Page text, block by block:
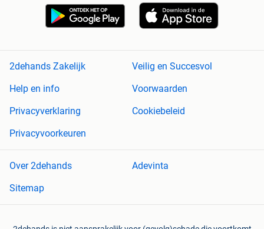
2dehands Zakelijk
Veilig en Succesvol
Help en info
Voorwaarden
Privacyverklaring
Cookiebeleid
Privacyvoorkeuren
Over 2dehands
Adevinta
Sitemap